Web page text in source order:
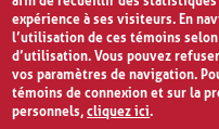
expérience à ses visiteurs. En
l’utilisation de ces témoins
d’utilisation. Vous pouvez
vos paramètres de navigation.
témoins de connexion et sur la
personnels,cliquez ici.